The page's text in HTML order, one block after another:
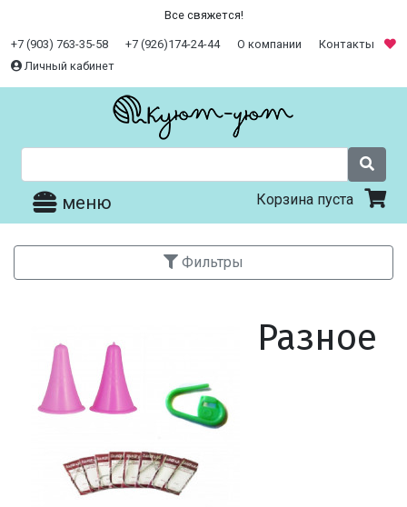
Все свяжется!
+7 (903) 763-35-58 +7 (926)174-24-44 О компании
Контакты
Личный кабинет
меню Корзина пуста
Фильтры
Разное